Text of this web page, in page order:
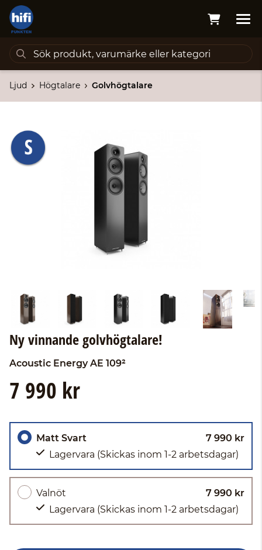
Ljud Högtalare Golvhögtalare
Ny vinnande golvhögtalare!
Acoustic Energy AE 109²
7 990 kr
Matt Svart
7 990 kr
Lagervara (Skickas inom 1-2 arbetsdagar)
Valnöt
7 990 kr
Lagervara (Skickas inom 1-2 arbetsdagar)